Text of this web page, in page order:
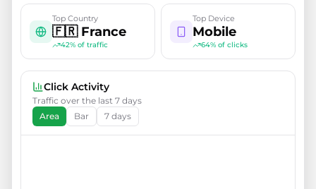
Top Country
🇫🇷 France
42% of traffic
Top Device
Mobile
64% of clicks
Click Activity
Traffic over the last 7 days
Area
Bar 7 days